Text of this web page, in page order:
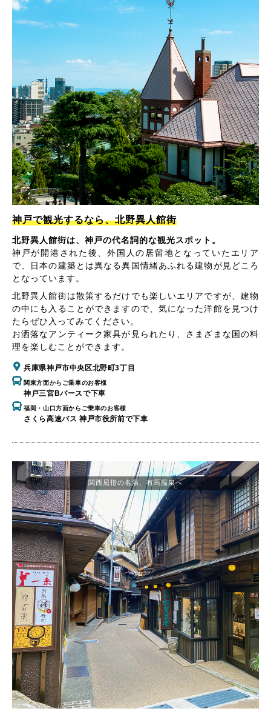
神戸で観光するなら、北野異人館街
北野異人館街は、神戸の代名詞的な観光スポット。
神戸が開港された後、外国人の居留地となっていたエリア
で、日本の建築とは異なる異国情緒あふれる建物が見どころ
となっています。
北野異人館街は散策するだけでも楽しいエリアですが、建物
の中にも入ることができますので、気になった洋館を見つけ
たらぜひ入ってみてください。
お洒落なアンティーク家具が見られたり、さまざまな国の料
理を楽しむことができます。
兵庫県神戸市中央区北野町3丁目
関東方面からご乗車のお客様
神戸三宮Bバースで下車
福岡・山口方面からご乗車のお客様
さくら高速バス 神戸市役所前で下車
関西屈指の名湯、有馬温泉へ